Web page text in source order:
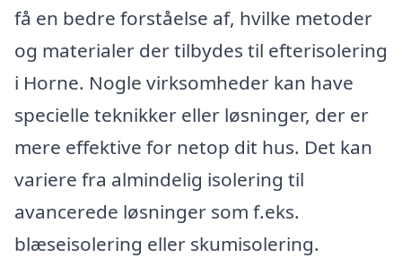
få en bedre forståelse af, hvilke metoder
og materialer der tilbydes til efterisolering
i Horne. Nogle virksomheder kan have
specielle teknikker eller løsninger, der er
mere effektive for netop dit hus. Det kan
variere fra almindelig isolering til
avancerede løsninger som f.eks.
blæseisolering eller skumisolering.